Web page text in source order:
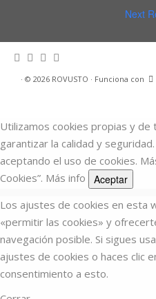
Next
· © 2026 ROVUSTO · Funciona con
Utilizamos cookies propias y de
garantizar la calidad y
aceptando el uso de cookies.
Cookies”. Más info
Aceptar
Los ajustes de cookies en esta
«permitir las cookies» y
navegación posible. Si sigues
ajustes de cookies o haces clic
consentimiento a esto.